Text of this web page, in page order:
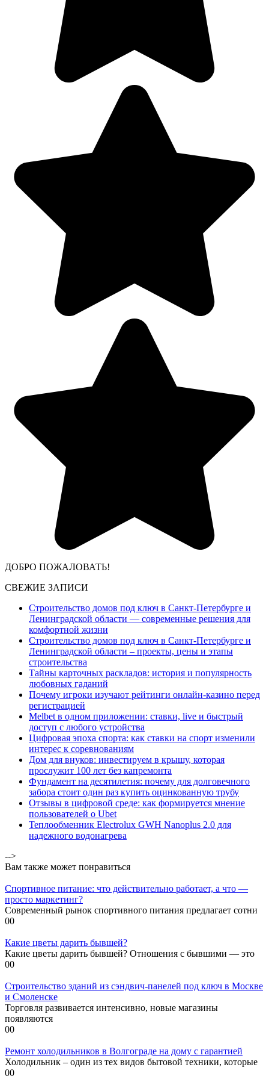
ДОБРО ПОЖАЛОВАТЬ!
СВЕЖИЕ ЗАПИСИ
Строительство домов под ключ в Санкт-Петербурге и
Ленинградской области — современные решения для
комфортной жизни
Строительство домов под ключ в Санкт-Петербурге и
Ленинградской области – проекты, цены и этапы
строительства
Тайны карточных раскладов: история и популярность
любовных гаданий
Почему игроки изучают рейтинги онлайн-казино перед
регистрацией
Melbet в одном приложении: ставки, live и быстрый
доступ с любого устройства
Цифровая эпоха спорта: как ставки на спорт изменили
интерес к соревнованиям
Дом для внуков: инвестируем в крышу, которая
прослужит 100 лет без капремонта
Фундамент на десятилетия: почему для долговечного
забора стоит один раз купить оцинкованную трубу
Отзывы в цифровой среде: как формируется мнение
пользователей о Ubet
Теплообменник Electrolux GWH Nanoplus 2.0 для
надежного водонагрева
-->
Вам также может понравиться
Спортивное питание: что действительно работает, а что —
просто маркетинг?
Современный рынок спортивного питания предлагает сотни
00
Какие цветы дарить бывшей?
Какие цветы дарить бывшей? Отношения с бывшими — это
00
Строительство зданий из сэндвич-панелей под ключ в Москве
и Смоленске
Торговля развивается интенсивно, новые магазины
появляются
00
Ремонт холодильников в Волгограде на дому с гарантией
Холодильник – один из тех видов бытовой техники, которые
00